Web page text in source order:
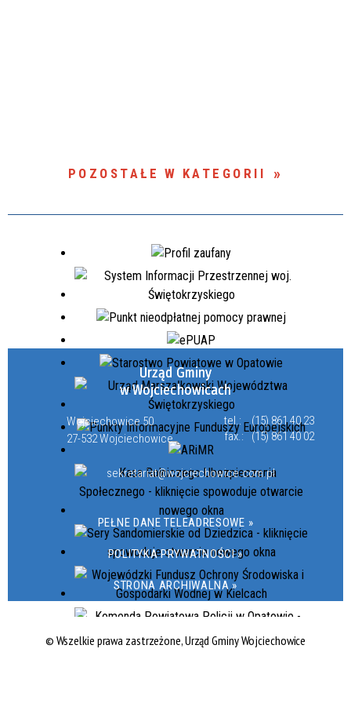
POZOSTAŁE W KATEGORII
Urząd Gminy
w Wojciechowicach
Wojciechowice 50
27-532 Wojciechowice
tel.:
(15) 861 40 23
fax.:
(15) 861 40 02
sekretariat@wojciechowice.com.pl
PEŁNE DANE TELEADRESOWE »
POLITYKA PRYWATNOŚCI »
STRONA ARCHIWALNA »
© Wszelkie prawa zastrzeżone, Urząd Gminy Wojciechowice